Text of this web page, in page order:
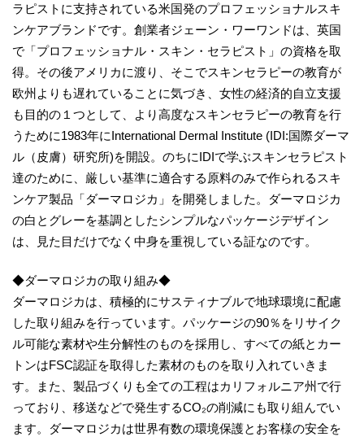
ラピストに支持されている米国発のプロフェッショナルスキ
ンケアブランドです。創業者ジェーン・ワーワンドは、英国
で「プロフェッショナル・スキン・セラピスト」の資格を取
得。その後アメリカに渡り、そこでスキンセラピーの教育が
欧州よりも遅れていることに気づき、女性の経済的自立支援
も目的の１つとして、より高度なスキンセラピーの教育を行
うために1983年にInternational Dermal Institute (IDI:国際ダーマ
ル（皮膚）研究所)を開設。のちにIDIで学ぶスキンセラピスト
達のために、厳しい基準に適合する原料のみで作られるスキ
ンケア製品「ダーマロジカ」を開発しました。ダーマロジカ
の白とグレーを基調としたシンプルなパッケージデザイン
は、見た目だけでなく中身を重視している証なのです。
◆ダーマロジカの取り組み◆
ダーマロジカは、積極的にサスティナブルで地球環境に配慮
した取り組みを行っています。パッケージの90％をリサイク
ル可能な素材や生分解性のものを採用し、すべての紙とカー
トンはFSC認証を取得した素材のものを取り入れていきま
す。また、製品づくりも全ての工程はカリフォルニア州で行
っており、移送などで発生するCO₂の削減にも取り組んでい
ます。ダーマロジカは世界有数の環境保護とお客様の安全を